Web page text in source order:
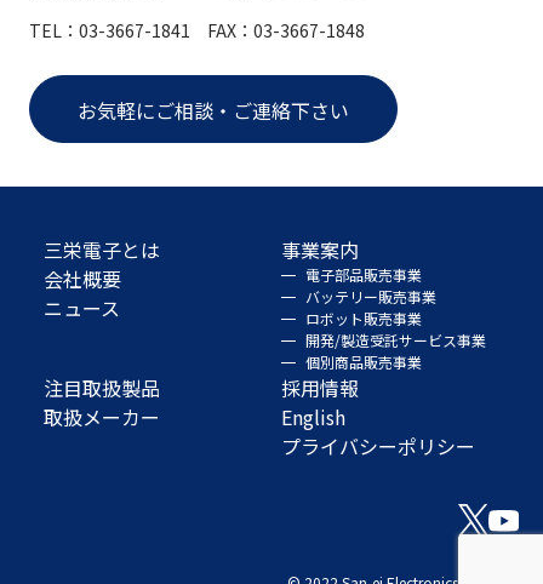
TEL：03-3667-1841 FAX：03-3667-1848
お気軽にご相談・ご連絡下さい
三栄電子とは
会社概要
ニュース
事業案内
電子部品販売事業
バッテリー販売事業
ロボット販売事業
開発/製造受託サービス事業
個別商品販売事業
注目取扱製品
取扱メーカー
採用情報
English
プライバシーポリシー